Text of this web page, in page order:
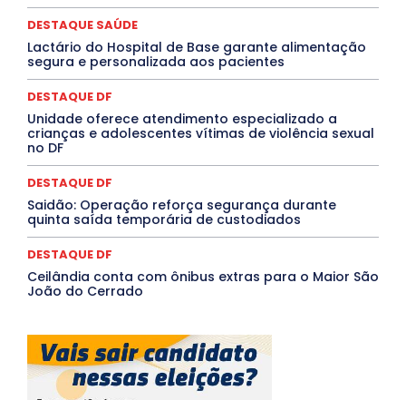
QUALIFICAÇÃO PROFISSIONAL
RESIDÊNCIA
Rio de Janeiro
Santa Catarina
São Paulo SARAMPO
SAÚDE
Saúde Agora
SEGURANÇA
TÁ FROID?
TEATRO TECNOLOGIA
TIC TAC
Mais
DESTAQUE SAÚDE
Lactário do Hospital de Base garante alimentação
segura e personalizada aos pacientes
DESTAQUE DF
Unidade oferece atendimento especializado a
crianças e adolescentes vítimas de violência sexual
no DF
DESTAQUE DF
Saidão: Operação reforça segurança durante
quinta saída temporária de custodiados
DESTAQUE DF
Ceilândia conta com ônibus extras para o Maior São
João do Cerrado